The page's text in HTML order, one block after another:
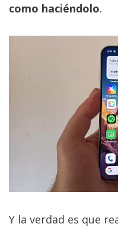
como haciéndolo.
Y la verdad es que